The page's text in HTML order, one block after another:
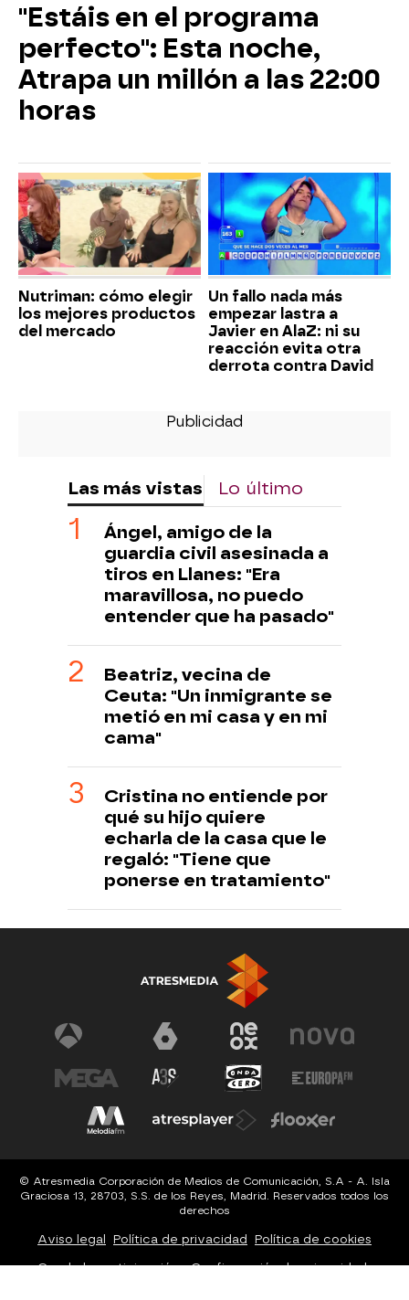
"Estáis en el programa
perfecto": Esta noche,
Atrapa un millón a las 22:00
horas
Nutriman: cómo elegir
los mejores productos
del mercado
Un fallo nada más
empezar lastra a
Javier en AlaZ: ni su
reacción evita otra
derrota contra David
Las más vistas Lo último
Ángel, amigo de la
guardia civil asesinada a
tiros en Llanes: "Era
maravillosa, no puedo
entender que ha pasado"
Beatriz, vecina de
Ceuta: "Un inmigrante se
metió en mi casa y en mi
cama"
Cristina no entiende por
qué su hijo quiere
echarla de la casa que le
regaló: "Tiene que
ponerse en tratamiento"
© Atresmedia Corporación de Medios de Comunicación, S.A - A. Isla
Graciosa 13, 28703, S.S. de los Reyes, Madrid. Reservados todos los
derechos
Aviso legal Política de privacidad Política de cookies
Cond. de participación Configuración de privacidad